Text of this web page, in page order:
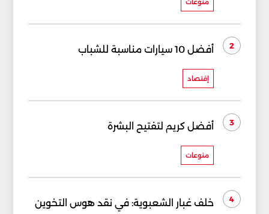
منوعات
2 أفضل 10 سيارات مناسبة للشباب
إقتصاد
3 أفضل كريم لتفتيح البشرة
منوعات
4 خلف غبار الشعبوية: في نقد هوس التخوين